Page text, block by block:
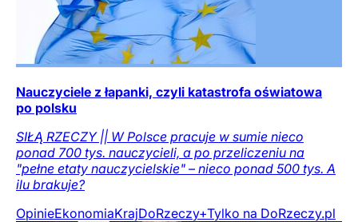
Nauczyciele z łapanki, czyli katastrofa oświatowa
po polsku
SIŁĄ RZECZY || W Polsce pracuje w sumie nieco
ponad 700 tys. nauczycieli, a po przeliczeniu na
"pełne etaty nauczycielskie" – nieco ponad 500 tys. A
ilu brakuje?
OpinieEkonomiaKrajDoRzeczy+Tylko na DoRzeczy.pl